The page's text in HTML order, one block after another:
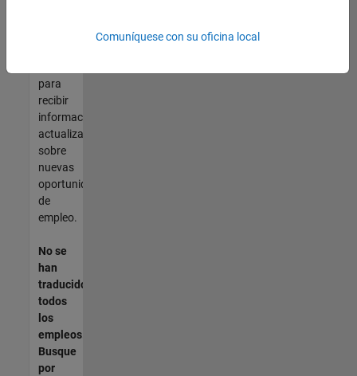
para
recibir
información
actualizada
sobre
nuevas
oportunidades
de
empleo.
No se
han
traducido
todos
los
empleos.
Busque
por
Comuníquese con su oficina local